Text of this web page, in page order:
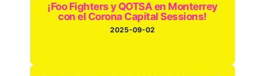
¡Foo Fighters y QOTSA en Monterrey
con el Corona Capital Sessions!
2025-09-02